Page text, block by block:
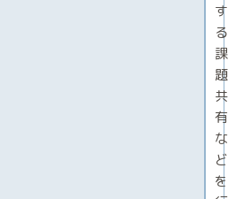
す
る
課
題
共
有
な
ど
を